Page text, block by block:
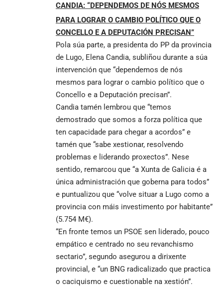
CANDIA: “DEPENDEMOS DE NÓS MESMOS
PARA LOGRAR O CAMBIO POLÍTICO QUE O
CONCELLO E A DEPUTACIÓN PRECISAN”
Pola súa parte, a presidenta do PP da provincia
de Lugo, Elena Candia, subliñou durante a súa
intervención que “dependemos de nós
mesmos para lograr o cambio político que o
Concello e a Deputación precisan”.
Candia tamén lembrou que “temos
demostrado que somos a forza política que
ten capacidade para chegar a acordos” e
tamén que “sabe xestionar, resolvendo
problemas e liderando proxectos”. Nese
sentido, remarcou que “a Xunta de Galicia é a
única administración que goberna para todos”
e puntualizou que “volve situar a Lugo como a
provincia con máis investimento por habitante”
(5.754 M€).
“En fronte temos un PSOE sen liderado, pouco
empático e centrado no seu revanchismo
sectario”, segundo asegurou a dirixente
provincial, e “un BNG radicalizado que practica
o caciquismo e cuestionable na xestión”.